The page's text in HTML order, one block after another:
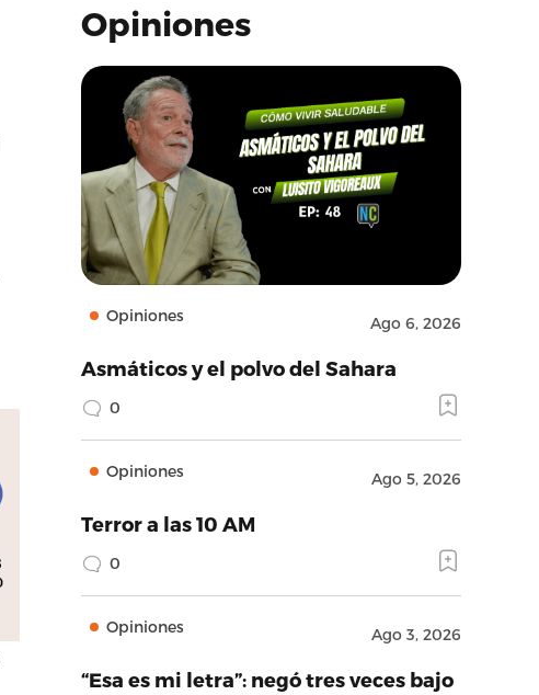
Opiniones
Opiniones Ago 6, 2026
Asmáticos y el polvo del Sahara
0
Opiniones Ago 5, 2026
Terror a las 10 AM
0
Opiniones Ago 3, 2026
“Esa es mi letra”: negó tres veces bajo